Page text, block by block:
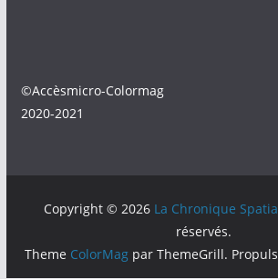
©Accèsmicro-Colormag
2020-2021
Copyright © 2026 La Chronique
réservés.
Theme ColorMag par ThemeGrill.